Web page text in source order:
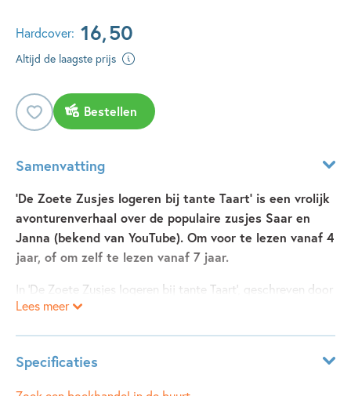
Hardcover: 16,50
Altijd de laagste prijs
Bestellen
Samenvatting
'De Zoete Zusjes logeren bij tante Taart’ is een vrolijk
avonturenverhaal over de populaire zusjes Saar en
Janna (bekend van YouTube). Om voor te lezen vanaf 4
jaar, of om zelf te lezen vanaf 7 jaar.
In ‘De Zoete Zusjes logeren bij tante Taart’, geschreven door
Hanneke de Zoete, schieten Saar en Janna hun tante hulp.
jaar wint ze de eerste prijs bij het jaarlijkse taartenfestival.
Bij tante Taart logeren is het leukste wat er is! Maar dan
Lees meer
Specificaties